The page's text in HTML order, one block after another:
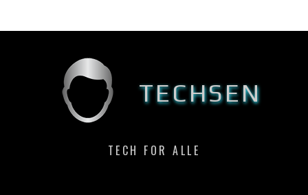
TECHSEN
TECH FOR ALLE